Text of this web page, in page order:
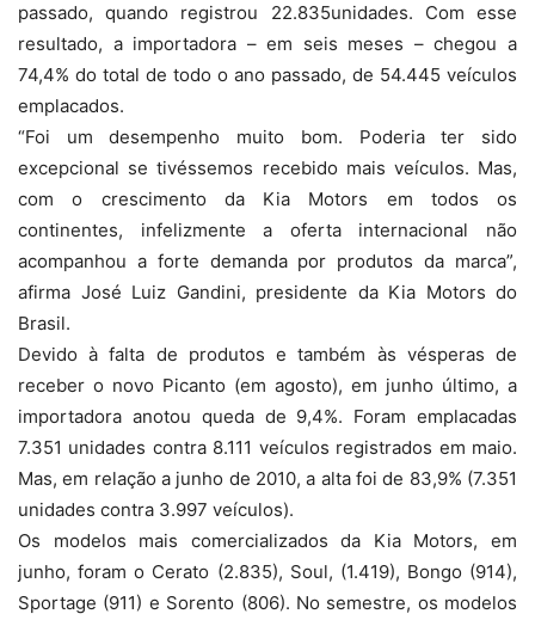
passado, quando registrou 22.835unidades. Com esse
resultado, a importadora – em seis meses – chegou a
74,4% do total de todo o ano passado, de 54.445 veículos
emplacados.
“Foi um desempenho muito bom. Poderia ter sido
excepcional se tivéssemos recebido mais veículos. Mas,
com o crescimento da Kia Motors em todos os
continentes, infelizmente a oferta internacional não
acompanhou a forte demanda por produtos da marca”,
afirma José Luiz Gandini, presidente da Kia Motors do
Brasil.
Devido à falta de produtos e também às vésperas de
receber o novo Picanto (em agosto), em junho último, a
importadora anotou queda de 9,4%. Foram emplacadas
7.351 unidades contra 8.111 veículos registrados em maio.
Mas, em relação a junho de 2010, a alta foi de 83,9% (7.351
unidades contra 3.997 veículos).
Os modelos mais comercializados da Kia Motors, em
junho, foram o Cerato (2.835), Soul, (1.419), Bongo (914),
Sportage (911) e Sorento (806). No semestre, os modelos